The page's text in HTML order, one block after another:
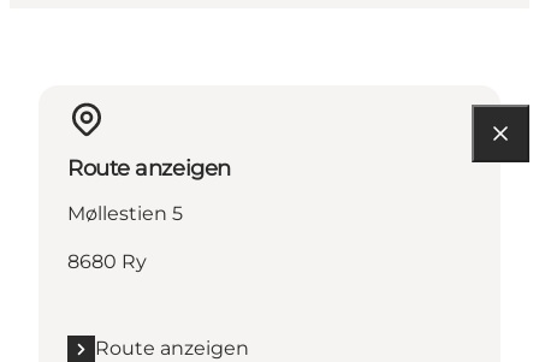
Route anzeigen
Møllestien 5
8680 Ry
Route anzeigen